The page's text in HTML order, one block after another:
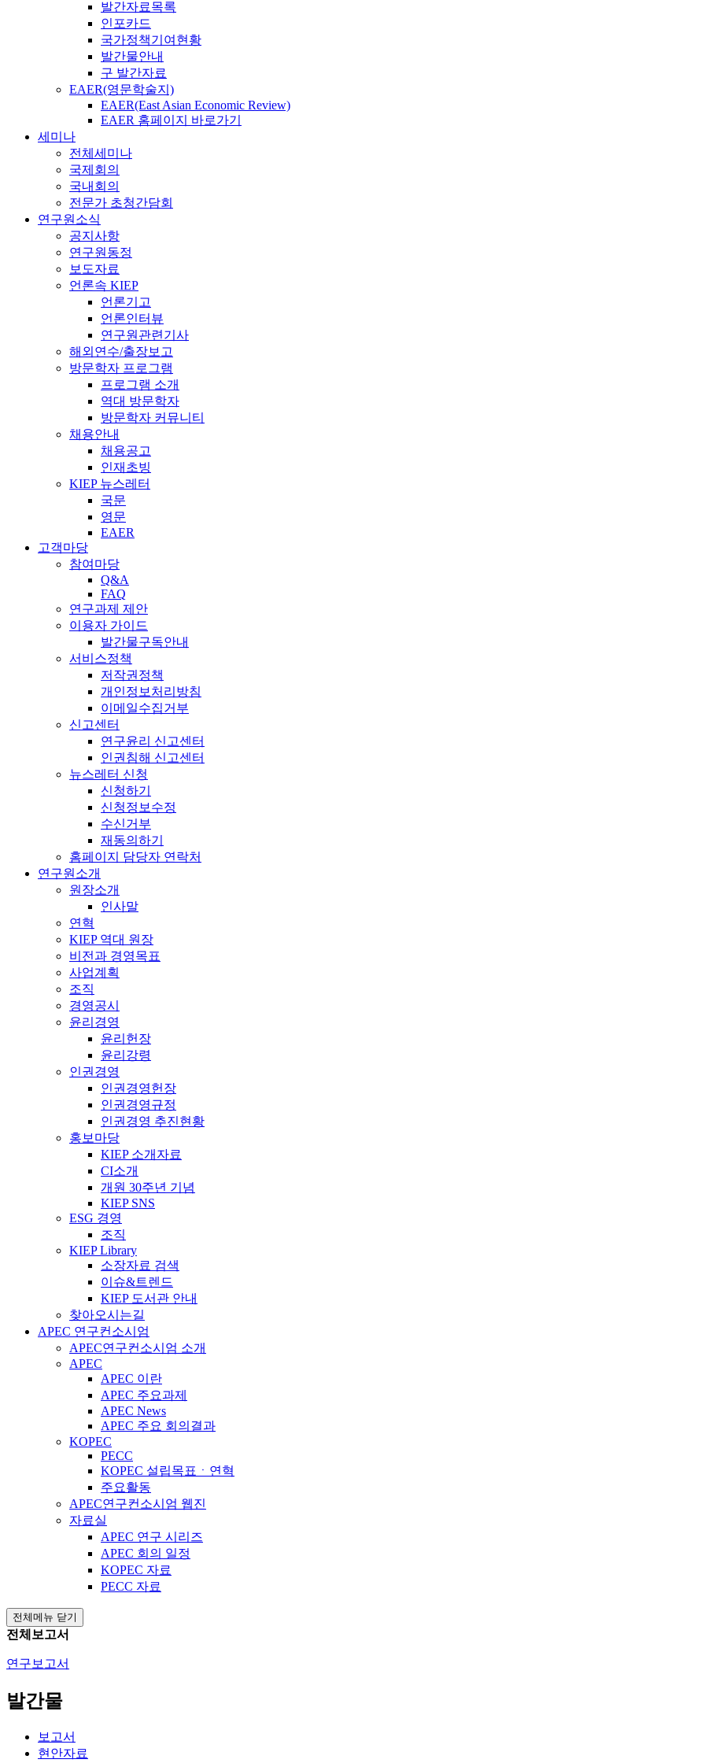
발간자료목록
인포카드
국가정책기여현황
발간물안내
구 발간자료
EAER(영문학술지)
EAER(East Asian Economic Review)
EAER 홈페이지 바로가기
세미나
전체세미나
국제회의
국내회의
전문가 초청간담회
연구원소식
공지사항
연구원동정
보도자료
언론속 KIEP
언론기고
언론인터뷰
연구원관련기사
해외연수/출장보고
방문학자 프로그램
프로그램 소개
역대 방문학자
방문학자 커뮤니티
채용안내
채용공고
인재초빙
KIEP 뉴스레터
국문
영문
EAER
고객마당
참여마당
Q&A
FAQ
연구과제 제안
이용자 가이드
발간물구독안내
서비스정책
저작권정책
개인정보처리방침
이메일수집거부
신고센터
연구윤리 신고센터
인권침해 신고센터
뉴스레터 신청
신청하기
신청정보수정
수신거부
재동의하기
홈페이지 담당자 연락처
연구원소개
원장소개
인사말
연혁
KIEP 역대 원장
비전과 경영목표
사업계획
조직
경영공시
윤리경영
윤리헌장
윤리강령
인권경영
인권경영헌장
인권경영규정
인권경영 추진현황
홍보마당
KIEP 소개자료
CI소개
개원 30주년 기념
KIEP SNS
ESG 경영
조직
KIEP Library
소장자료 검색
이슈&트렌드
KIEP 도서관 안내
찾아오시는길
APEC 연구컨소시엄
APEC연구컨소시엄 소개
APEC
APEC 이란
APEC 주요과제
APEC News
APEC 주요 회의결과
KOPEC
PECC
KOPEC 설립목표ㆍ연혁
주요활동
APEC연구컨소시엄 웹진
자료실
APEC 연구 시리즈
APEC 회의 일정
KOPEC 자료
PECC 자료
전체메뉴 닫기
전체보고서
연구보고서
발간물
보고서
현안자료